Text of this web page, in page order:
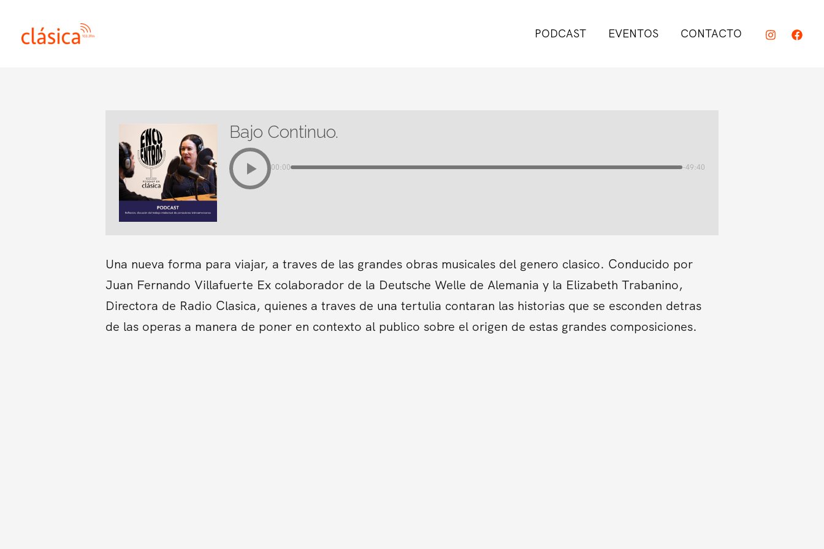
contenido
PODCAST EVENTOS CONTACTO
Bajo Continuo.
00:00 -49:40
Una nueva forma para viajar, a traves de las grandes obras musicales del genero clasico. Conducido por
Juan Fernando Villafuerte Ex colaborador de la Deutsche Welle de Alemania y la Elizabeth Trabanino,
Directora de Radio Clasica, quienes a traves de una tertulia contaran las historias que se esconden detras
de las operas a manera de poner en contexto al publico sobre el origen de estas grandes composiciones.